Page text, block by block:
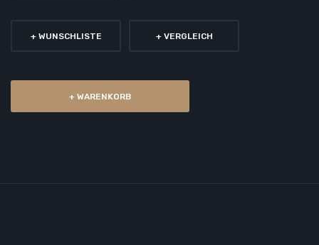
+ WUNSCHLISTE + VERGLEICH
+ WARENKORB